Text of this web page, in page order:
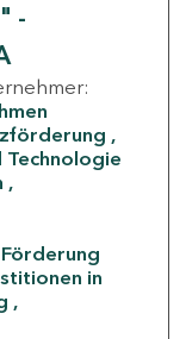
-
Technologie
Förderung
in